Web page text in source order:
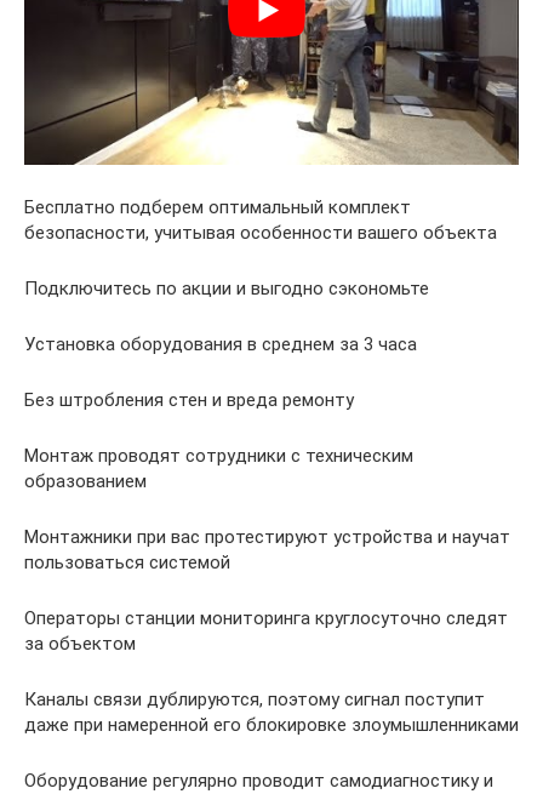
Бесплатно подберем оптимальный комплект
безопасности, учитывая особенности вашего объекта
Подключитесь по акции и выгодно сэкономьте
Установка оборудования в среднем за 3 часа
Без штробления стен и вреда ремонту
Монтаж проводят сотрудники с техническим
образованием
Монтажники при вас протестируют устройства и научат
пользоваться системой
Операторы станции мониторинга круглосуточно следят
за объектом
Каналы связи дублируются, поэтому сигнал поступит
даже при намеренной его блокировке злоумышленниками
Оборудование регулярно проводит самодиагностику и